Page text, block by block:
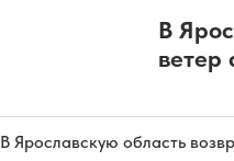
В
ветер
В Ярославскую область